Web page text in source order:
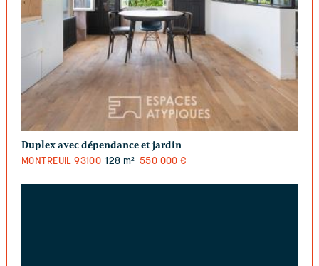
Duplex avec dépendance et jardin
MONTREUIL 93100 128 m² 550 000 €